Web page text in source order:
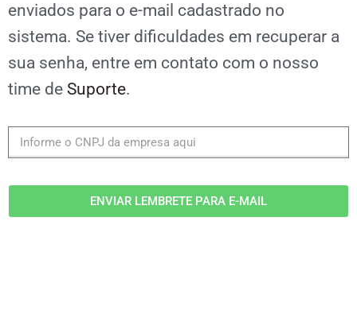
enviados para o e-mail cadastrado no
sistema. Se tiver dificuldades em recuperar a
sua senha, entre em contato com o nosso
time de Suporte.
ENVIAR LEMBRETE PARA E-MAIL